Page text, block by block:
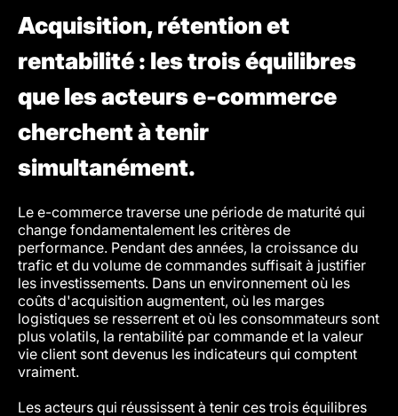
Acquisition, rétention et
rentabilité : les trois équilibres
que les acteurs e-commerce
cherchent à tenir
simultanément.
Le e-commerce traverse une période de maturité qui
change fondamentalement les critères de
performance. Pendant des années, la croissance du
trafic et du volume de commandes suffisait à justifier
les investissements. Dans un environnement où les
coûts d'acquisition augmentent, où les marges
logistiques se resserrent et où les consommateurs sont
plus volatils, la rentabilité par commande et la valeur
vie client sont devenus les indicateurs qui comptent
vraiment.
Les acteurs qui réussissent à tenir ces trois équilibres